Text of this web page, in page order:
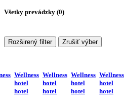
Všetky prevádzky (0)
Rozširený filter Zrušiť výber
Wellness
hotel
hotel
Wellness
hotel
hotel
Wellness
hotel
hotel
Wellness
hotel
hotel